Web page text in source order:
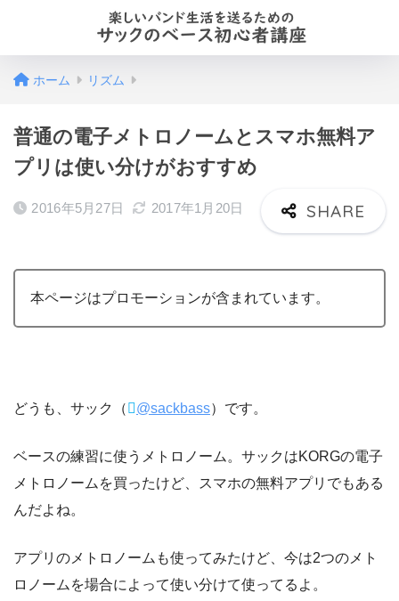
ホーム リズム
普通の電子メトロノームとスマホ無料ア
プリは使い分けがおすすめ
2016年5月27日 2017年1月20日
本ページはプロモーションが含まれています。
どうも、サック（ @sackbass）です。
ベースの練習に使うメトロノーム。サックはKORGの電子
メトロノームを買ったけど、スマホの無料アプリでもある
んだよね。
アプリのメトロノームも使ってみたけど、今は2つのメト
ロノームを場合によって使い分けて使ってるよ。